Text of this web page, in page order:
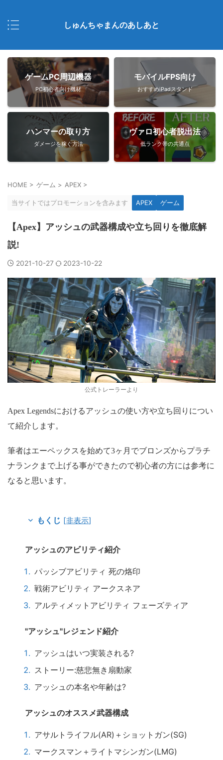
しゅんちゃまんのあしあと
ゲームPC周辺機器
PC初心者向け機材
モバイルFPS向け
おすすめiPadスタンド
ハンマーの取り方
ダメージを稼ぐ方法
ヴァロ初心者脱出法
低ランク帯の共通点
HOME > ゲーム > APEX >
当サイトではプロモーションを含みます APEX ゲーム
【Apex】アッシュの武器構成や立ち回りを徹底解
説!
2021-10-27 2023-10-22
公式トレーラーより
Apex Legendsにおけるアッシュの使い方や立ち回りについ
て紹介します。
筆者はエーペックスを始めて3ヶ月でブロンズからプラチ
ナランクまで上げる事ができたので初心者の方には参考に
なると思います。
もくじ [非表示]
アッシュのアビリティ紹介
パッシブアビリティ 死の烙印
戦術アビリティ アークスネア
アルティメットアビリティ フェーズティア
"アッシュ"レジェンド紹介
アッシュはいつ実装される?
ストーリー:慈悲無き扇動家
アッシュの本名や年齢は?
アッシュのオススメ武器構成
アサルトライフル(AR)＋ショットガン(SG)
マークスマン＋ライトマシンガン(LMG)